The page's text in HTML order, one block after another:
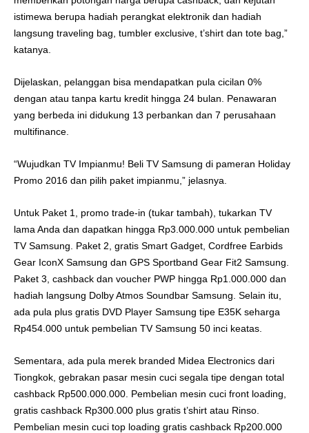
istimewa berupa hadiah perangkat elektronik dan hadiah
langsung traveling bag, tumbler exclusive, t’shirt dan tote bag,”
katanya.
Dijelaskan, pelanggan bisa mendapatkan pula cicilan 0%
dengan atau tanpa kartu kredit hingga 24 bulan. Penawaran
yang berbeda ini didukung 13 perbankan dan 7 perusahaan
multifinance.
“Wujudkan TV Impianmu! Beli TV Samsung di pameran Holiday
Promo 2016 dan pilih paket impianmu,” jelasnya.
Untuk Paket 1, promo trade-in (tukar tambah), tukarkan TV
lama Anda dan dapatkan hingga Rp3.000.000 untuk pembelian
TV Samsung. Paket 2, gratis Smart Gadget, Cordfree Earbids
Gear IconX Samsung dan GPS Sportband Gear Fit2 Samsung.
Paket 3, cashback dan voucher PWP hingga Rp1.000.000 dan
hadiah langsung Dolby Atmos Soundbar Samsung. Selain itu,
ada pula plus gratis DVD Player Samsung tipe E35K seharga
Rp454.000 untuk pembelian TV Samsung 50 inci keatas.
Sementara, ada pula merek branded Midea Electronics dari
Tiongkok, gebrakan pasar mesin cuci segala tipe dengan total
cashback Rp500.000.000. Pembelian mesin cuci front loading,
gratis cashback Rp300.000 plus gratis t’shirt atau Rinso.
Pembelian mesin cuci top loading gratis cashback Rp200.000